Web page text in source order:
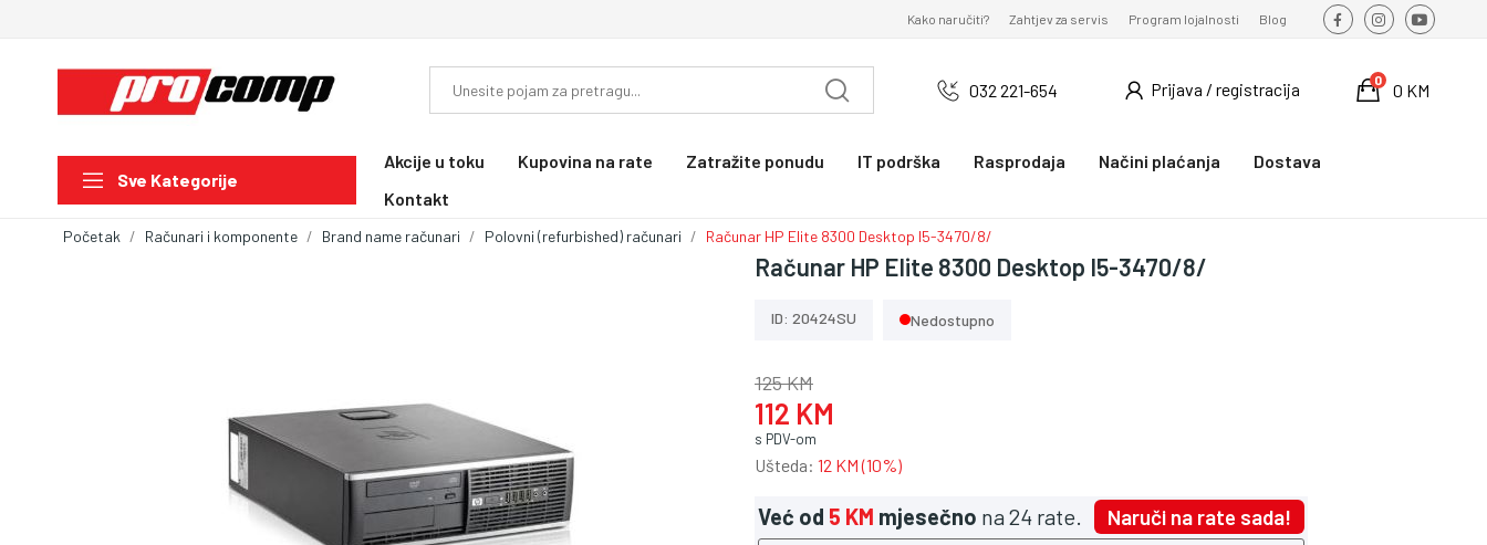
Kako naručiti? Zahtjev za servis Program lojalnosti Blog
032 221-654 Prijava / registracija 0 KM
0
Sve Kategorije
Akcije u toku Kupovina na rate Zatražite ponudu IT podrška Rasprodaja Načini plaćanja
Dostava
Kontakt
Početak Računari i komponente Brand name računari Polovni (refurbished) računari Računar HP Elite 8300 Desktop I5-3470/8/
Računar HP Elite 8300 Desktop I5-3470/8/
ID: 20424SU Nedostupno
125 KM
112 KM
s PDV-om
Ušteda: 12 KM (10%)
Već od 5 KM mjesečno na 24 rate. Naruči na rate sada!